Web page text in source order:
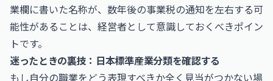
業欄に書いた名称が、数年後の事業税の通知を左右する可
能性があることは、経営者として意識しておくべきポイン
トです。
迷ったときの裏技：日本標準産業分類を確認する
もし自分の職業をどう表現すべきか全く見当がつかない場